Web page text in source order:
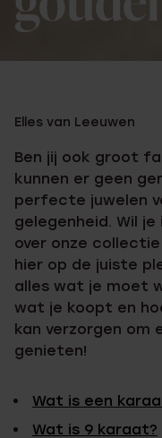
Elles van Leeuwen
Ben jij ook groot
kunnen er geen
perfecte juwelen
gelegenheid. Wil
over onze collectie
hier op de juiste
alles wat je moet
wat je koopt en
kan verzorgen om
genieten!
Wat is een
Wat is 9 karaat?